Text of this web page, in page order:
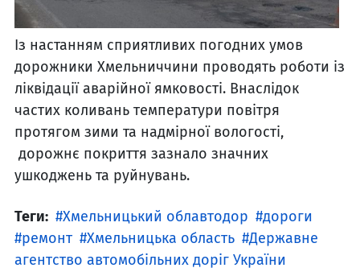
Із настанням сприятливих погодних умов
дорожники Хмельниччини проводять роботи із
ліквідації аварійної ямковості. Внаслідок
частих коливань температури повітря
протягом зими та надмірної вологості,
дорожнє покриття зазнало значних
ушкоджень та руйнувань.
Теги: Хмельницький облавтодор
дороги
ремонт
Хмельницька область
Державне
агентство автомобільних доріг України